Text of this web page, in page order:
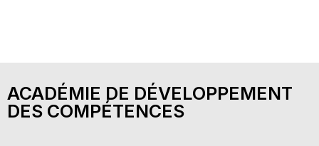
ACADÉMIE DE DÉVELOPPEMENT
DES COMPÉTENCES